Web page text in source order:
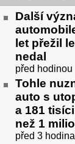
Další
let přežil
nedal
před hodinou
Tohle
auto s
a 181
než 1
před 3